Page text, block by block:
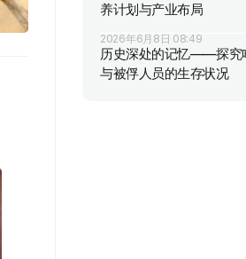
养计划与产业布局
2026年6月8日 08:49
历史深处的记忆——探究
与被俘人员的生存状况